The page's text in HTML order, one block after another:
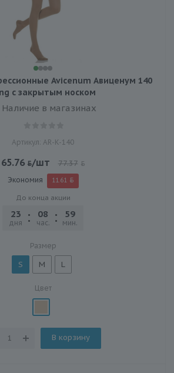
Avicenum Авиценум 140
с закрытым носком
Наличие в магазинах
Артикул: AR-K-140
65.76 /шт 77.37
Экономия 11.61
До конца акции
23
дня
08
час.
59
мин.
Размер
S M L
Цвет
В корзину